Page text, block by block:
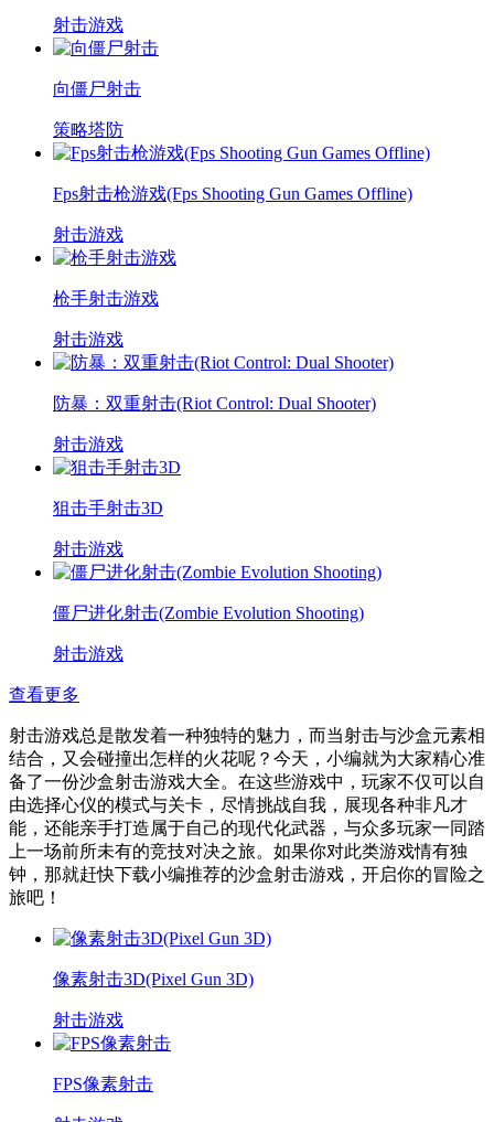
射击游戏
向僵尸射击
策略塔防
Fps射击枪游戏(Fps Shooting Gun Games Offline)
射击游戏
枪手射击游戏
射击游戏
防暴：双重射击(Riot Control: Dual Shooter)
射击游戏
狙击手射击3D
射击游戏
僵尸进化射击(Zombie Evolution Shooting)
射击游戏
查看更多
射击游戏总是散发着一种独特的魅力，而当射击与沙盒元素相
结合，又会碰撞出怎样的火花呢？今天，小编就为大家精心准
备了一份沙盒射击游戏大全。在这些游戏中，玩家不仅可以自
由选择心仪的模式与关卡，尽情挑战自我，展现各种非凡才
能，还能亲手打造属于自己的现代化武器，与众多玩家一同踏
上一场前所未有的竞技对决之旅。如果你对此类游戏情有独
钟，那就赶快下载小编推荐的沙盒射击游戏，开启你的冒险之
旅吧！
像素射击3D(Pixel Gun 3D)
射击游戏
FPS像素射击